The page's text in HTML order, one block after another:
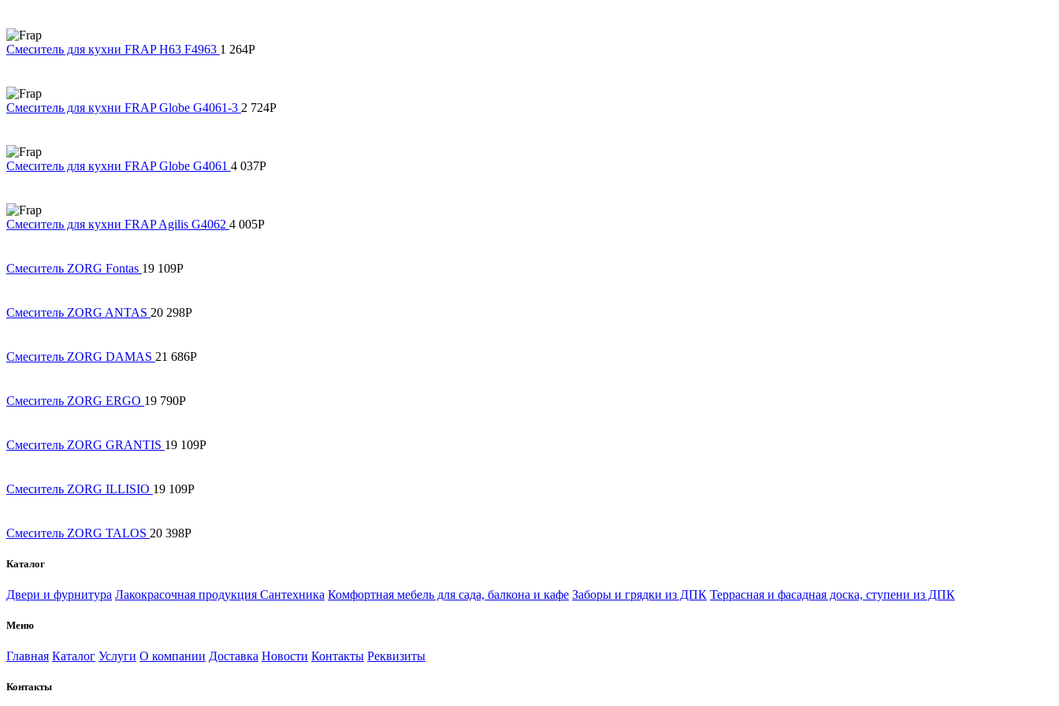
Смеситель для кухни FRAP H63 F4963 1 264Р
Смеситель для кухни FRAP Globe G4061-3 2 724Р
Смеситель для кухни FRAP Globe G4061 4 037Р
Смеситель для кухни FRAP Agilis G4062 4 005Р
Смеситель ZORG Fontas 19 109Р
Смеситель ZORG ANTAS 20 298Р
Смеситель ZORG DAMAS 21 686Р
Смеситель ZORG ERGO 19 790Р
Смеситель ZORG GRANTIS 19 109Р
Смеситель ZORG ILLISIO 19 109Р
Смеситель ZORG TALOS 20 398Р
Каталог
Двери и фурнитура Лакокрасочная продукция Сантехника Комфортная мебель для сада, балкона и кафе Заборы и грядки из ДПК Террасная и фасадная доска, ступени из ДПК
Меню
Главная Каталог Услуги О компании Доставка Новости Контакты Реквизиты
Контакты